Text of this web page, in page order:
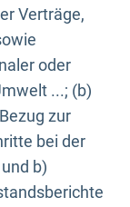
Verträge,
oder
...; (b)
zur
bei der
b)